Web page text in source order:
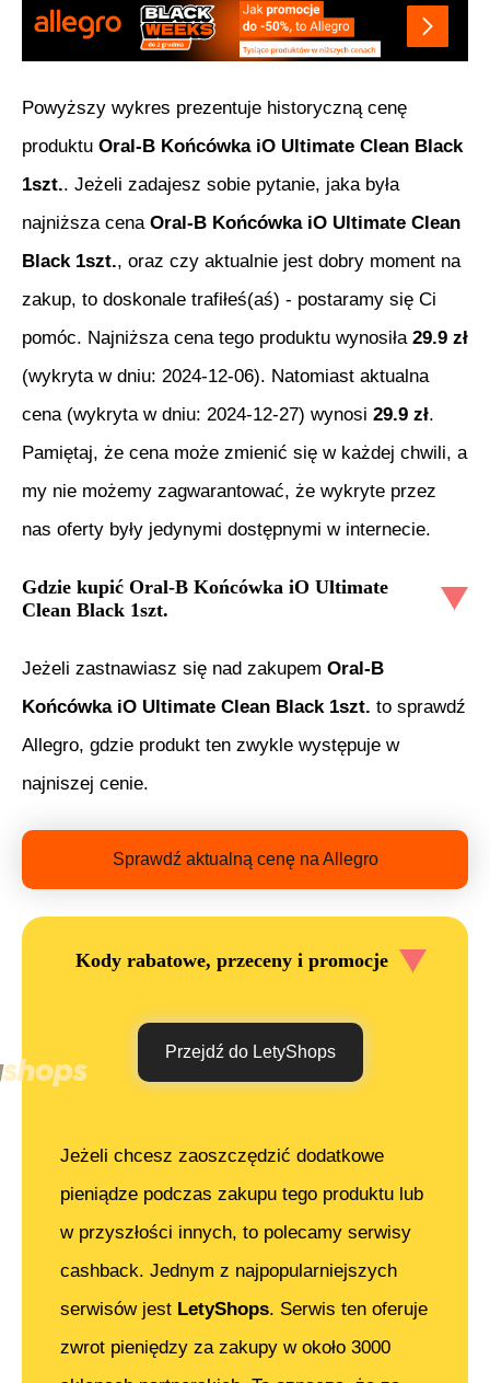
Powyższy wykres prezentuje historyczną cenę
produktu Oral-B Końcówka iO Ultimate Clean Black
1szt.. Jeżeli zadajesz sobie pytanie, jaka była
najniższa cena Oral-B Końcówka iO Ultimate Clean
Black 1szt., oraz czy aktualnie jest dobry moment na
zakup, to doskonale trafiłeś(aś) - postaramy się Ci
pomóc. Najniższa cena tego produktu wynosiła 29.9 zł
(wykryta w dniu: 2024-12-06). Natomiast aktualna
cena (wykryta w dniu: 2024-12-27) wynosi 29.9 zł.
Pamiętaj, że cena może zmienić się w każdej chwili, a
my nie możemy zagwarantować, że wykryte przez
nas oferty były jedynymi dostępnymi w internecie.
Gdzie kupić Oral-B Końcówka iO Ultimate
Clean Black 1szt.
Jeżeli zastnawiasz się nad zakupem Oral-B
Końcówka iO Ultimate Clean Black 1szt. to sprawdź
Allegro, gdzie produkt ten zwykle występuje w
najniszej cenie.
Sprawdź aktualną cenę na Allegro
Kody rabatowe, przeceny i promocje
Przejdź do LetyShops
Jeżeli chcesz zaoszczędzić dodatkowe
pieniądze podczas zakupu tego produktu lub
w przyszłości innych, to polecamy serwisy
cashback. Jednym z najpopularniejszych
serwisów jest LetyShops. Serwis ten oferuje
zwrot pieniędzy za zakupy w około 3000